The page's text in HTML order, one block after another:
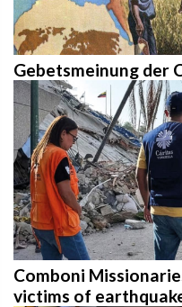
Gebetsmeinung der
Comboni
victims of